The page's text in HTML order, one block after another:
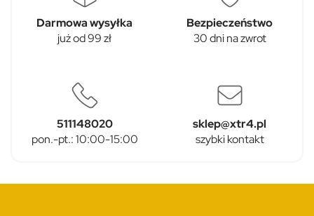
Darmowa wysyłka
już od 99 zł
Bezpieczeństwo
30 dni na zwrot
511148020
pon.-pt.: 10:00-15:00
sklep@xtr4.pl
szybki kontakt